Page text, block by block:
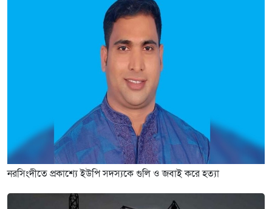
নরসিংদীতে প্রকাশ্যে ইউপি সদস্যকে গুলি ও জবাই করে হত্যা